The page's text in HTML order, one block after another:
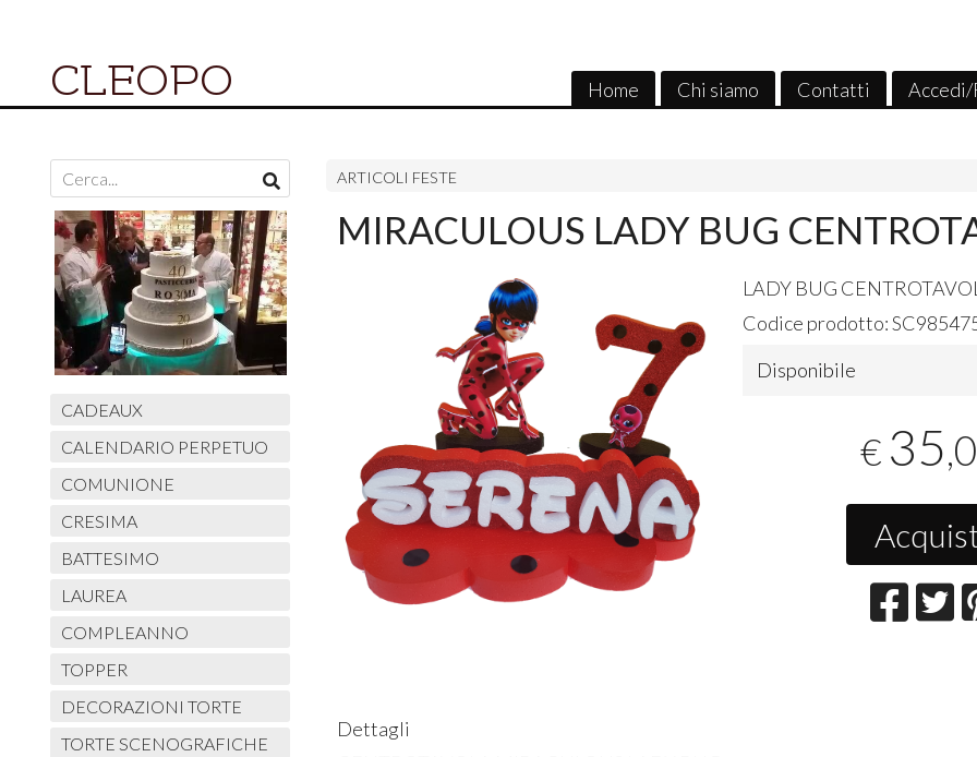
Home Chi siamo Contatti
CLEOPO
ARTICOLI FESTE
MIRACULOUS LADY BUG
LADY BUG
Codice prodotto:
Disponibile
€ 35
Dettagli
CADEAUX
CALENDARIO PERPETUO
COMUNIONE
CRESIMA
BATTESIMO
LAUREA
COMPLEANNO
TOPPER
DECORAZIONI TORTE
TORTE SCENOGRAFICHE